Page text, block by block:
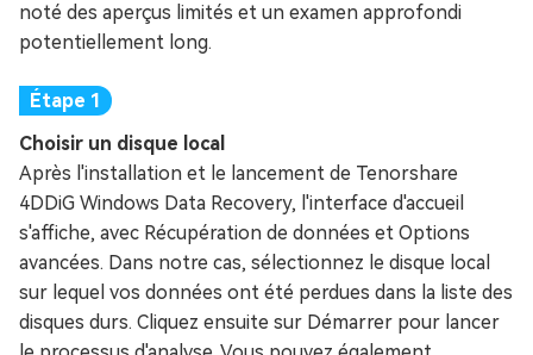
noté des aperçus limités et un examen approfondi
potentiellement long.
Choisir un disque local
Après l'installation et le lancement de Tenorshare
4DDiG Windows Data Recovery, l'interface d'accueil
s'affiche, avec Récupération de données et Options
avancées. Dans notre cas, sélectionnez le disque local
sur lequel vos données ont été perdues dans la liste des
disques durs. Cliquez ensuite sur Démarrer pour lancer